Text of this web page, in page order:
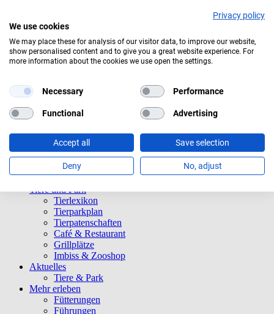
bewölkt
Informationen
Eintrittspreise
Besuch mit Beeinträchtigungen
Veranstaltungen
Tierparkordnung
Spenden
Barrierefreiheit
Tiere und Park
Tierlexikon
Tierparkplan
Tierpatenschaften
Café & Restaurant
Grillplätze
Imbiss & Zooshop
Aktuelles
Tiere & Park
Mehr erleben
Fütterungen
Führungen
Privacy policy
We use cookies
We may place these for analysis of our visitor data, to improve our website,
show personalised content and to give you a great website experience. For
more information about the cookies we use open the settings.
Necessary Performance
Functional Advertising
Accept all Save selection
Deny No, adjust